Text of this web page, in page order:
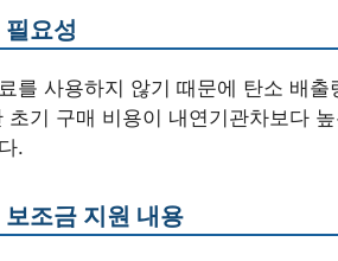
필요성
를 사용하지 않기 때문에 탄소 배
초기 구매 비용이 내연기관차보다
.
조금 지원 내용